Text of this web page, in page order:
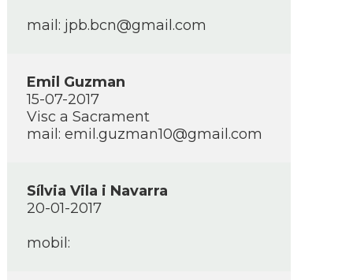
mail: jpb.bcn@gmail.com
Emil Guzman
15-07-2017
Visc a Sacrament
mail: emil.guzman10@gmail.com
Sí­lvia Vila i Navarra
20-01-2017
mobil: